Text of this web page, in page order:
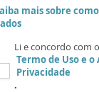
mais sobre
Li e concordo com o
Termo de Usoe o
Privacidade
.